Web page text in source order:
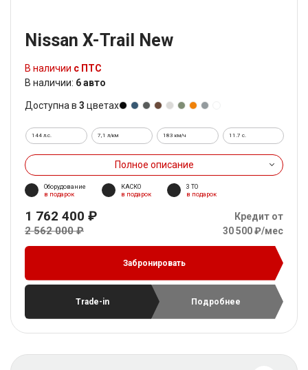
Nissan X-Trail New
В наличии с ПТС
В наличии: 6 авто
Доступна в 3 цветах
144 л.с. 7,1 л/км 183 км/ч 11.7 c.
Полное описание
Оборудование
в подарок
КАСКО
в подарок
3 ТО
в подарок
1 762 400 ₽
2 562 000 ₽
Кредит от
30 500 ₽/мес
Забронировать
Trade-in Подробнее